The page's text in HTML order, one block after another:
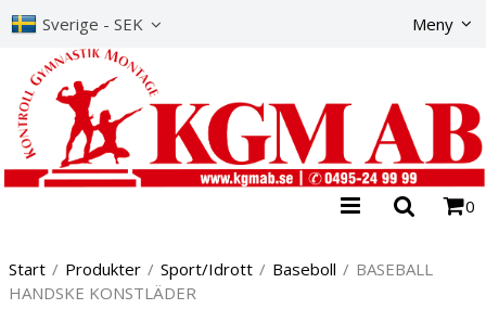
Sverige - SEK Meny
0
Start / Produkter / Sport/Idrott / Baseboll / BASEBALL
HANDSKE KONSTLÄDER